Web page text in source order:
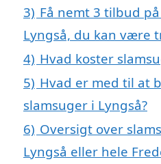
3) Få nemt 3 tilbud
Lyngså, du kan være
4) Hvad koster
5) Hvad er med til at
slamsuger i Lyngså?
6) Oversigt over
Lyngså eller hele